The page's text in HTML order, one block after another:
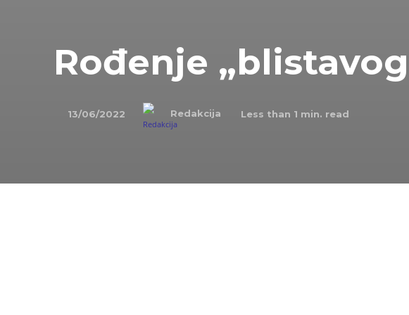
Rođenje
13/06/2022 Redakcija Less than 1 min. read